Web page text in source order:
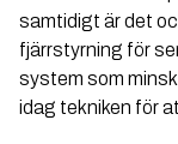
samtidigt är det
fjärrstyrning för
system som
idag tekniken för